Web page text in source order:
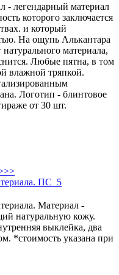
- легендарный материал
которого заключается
и который
На ощупь Алькантара
материала,
Любые пятна, в том
влажной тряпкой.
Логотип - блинтовое
от 30 шт.
ПС_5
Материал -
натуральную кожу.
выклейка, два
*стоимость указана при